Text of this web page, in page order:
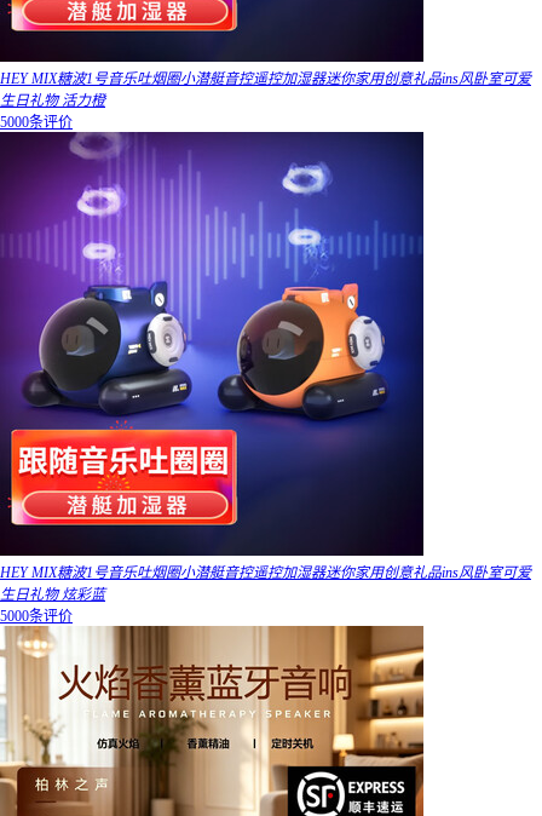
HEY MIX糖波1号音乐吐烟圈小潜艇音控遥控加湿器迷你家用创意礼品ins风卧室可爱
生日礼物 活力橙
5000条评价
HEY MIX糖波1号音乐吐烟圈小潜艇音控遥控加湿器迷你家用创意礼品ins风卧室可爱
生日礼物 炫彩蓝
5000条评价